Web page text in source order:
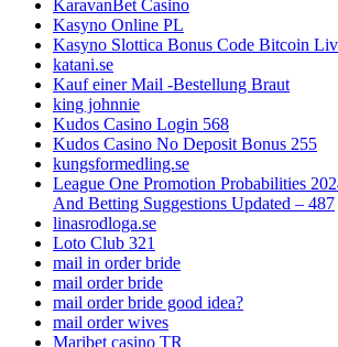
KaravanBet Casino
Kasyno Online PL
Kasyno Slottica Bonus Code Bitcoin
katani.se
Kauf einer Mail -Bestellung Braut
king johnnie
Kudos Casino Login 568
Kudos Casino No Deposit Bonus 255
kungsformedling.se
League One Promotion Probabilities
And Betting Suggestions Updated – 487
linasrodloga.se
Loto Club 321
mail in order bride
mail order bride
mail order bride good idea?
mail order wives
Maribet casino TR